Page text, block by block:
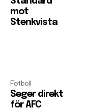
mot
Stenkvista
Fotboll
Seger direkt
för AFC